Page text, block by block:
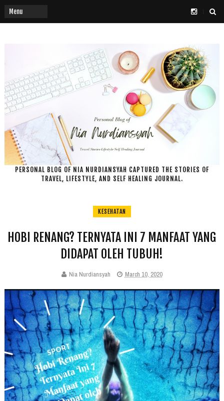
PERSONAL BLOG OF NIA NURDIANSYAH CAPTURED THE STORIES OF
TRAVEL, LIFESTYLE, AND SELF HEALING JOURNAL.
KESEHATAN
HOBI RENANG? TERNYATA INI 7 MANFAAT YANG
DIDAPAT OLEH TUBUH!
Nia Nurdiansyah March 10, 2020